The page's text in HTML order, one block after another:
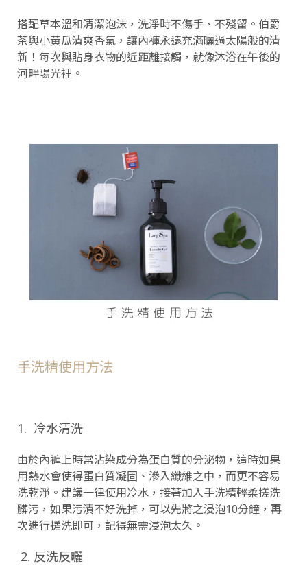
搭配草本溫和清潔泡沫，洗淨時不傷手、不殘留。伯爵
茶與小黃瓜清爽香氣，讓內褲永遠充滿曬過太陽般的清
新！每次與貼身衣物的近距離接觸，就像沐浴在午後的
河畔陽光裡。
手洗精使用方法
1. 冷水清洗
由於內褲上時常沾染成分為蛋白質的分泌物，這時如果
用熱水會使得蛋白質凝固、滲入纖維之中，而更不容易
洗乾淨。建議一律使用冷水，接著加入手洗精輕柔搓洗
髒污，如果污漬不好洗掉，可以先將之浸泡10分鐘，再
次進行搓洗即可，記得無需浸泡太久。
2. 反洗反曬